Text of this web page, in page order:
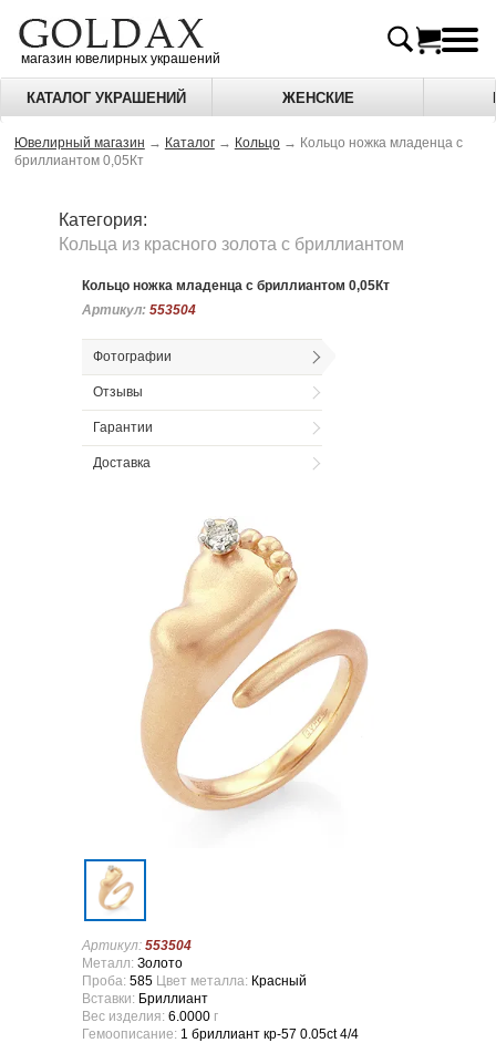
магазин ювелирных украшений
КАТАЛОГ УКРАШЕНИЙ ЖЕНСКИЕ
Ювелирный магазин → Каталог → Кольцо → Кольцо ножка младенца с
бриллиантом 0,05Кт
Категория:
Кольца из красного золота c бриллиантом
Кольцо ножка младенца с бриллиантом 0,05Кт
Артикул: 553504
Артикул: 553504
Фотографии
Отзывы
Гарантии
Доставка
Артикул: 553504
Металл: Золото
Проба: 585 Цвет металла: Красный
Вставки: Бриллиант
Вес изделия: 6.0000 г
Гемоописание: 1 бриллиант кр-57 0.05ct 4/4